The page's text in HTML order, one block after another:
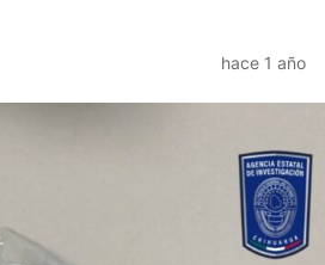
hace 1 año